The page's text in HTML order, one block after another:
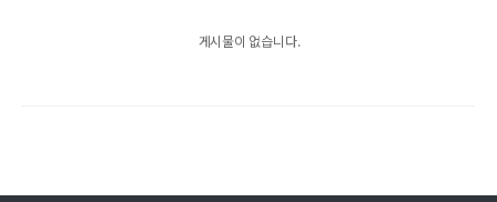
게시물이 없습니다.